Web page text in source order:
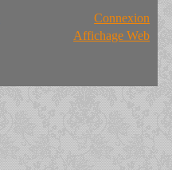
Connexion
Affichage Web